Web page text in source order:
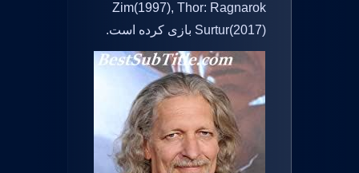
Zim(1997), Thor: Ragnarok
Surtur(2017) بازی کرده است.